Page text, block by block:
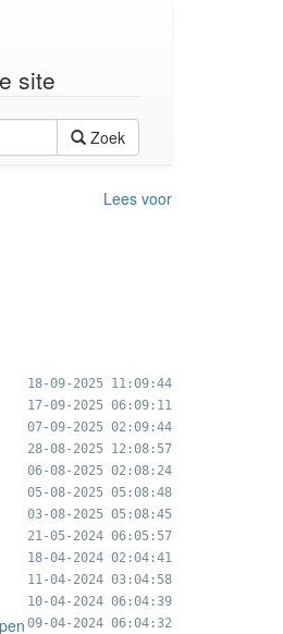
site
Zoek
Lees voor
18-09-2025 11:09:44
17-09-2025 06:09:11
07-09-2025 02:09:44
28-08-2025 12:08:57
06-08-2025 02:08:24
05-08-2025 05:08:48
03-08-2025 05:08:45
21-05-2024 06:05:57
18-04-2024 02:04:41
11-04-2024 03:04:58
10-04-2024 06:04:39
09-04-2024 06:04:32